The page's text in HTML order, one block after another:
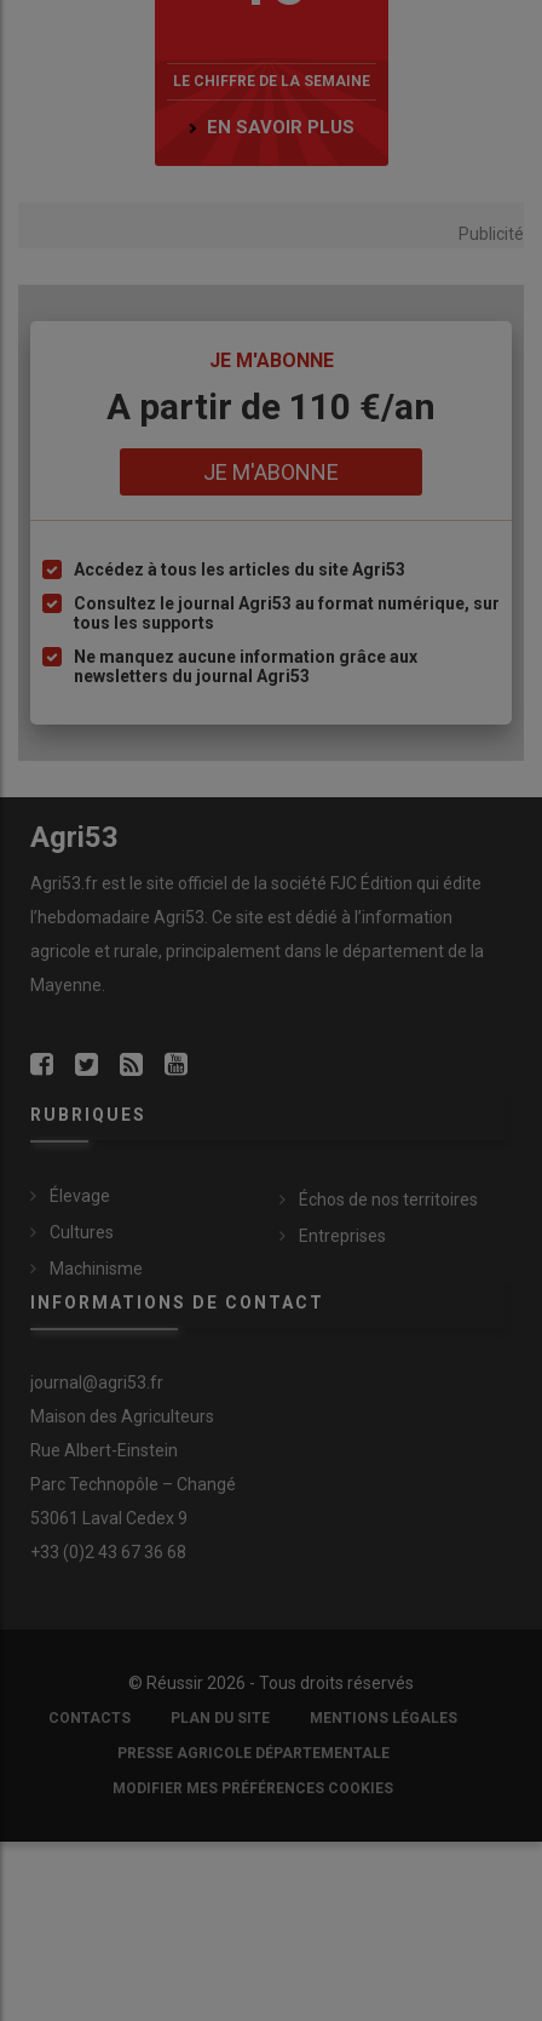
LE CHIFFRE DE LA SEMAINE
EN SAVOIR PLUS
Publicité
JE M'ABONNE
BodyA partir de 110 €/an
JE M'ABONNE
Liste
à
puce
Accédez à tous les articles du site Agri53
Consultez le journal Agri53 au format numérique, sur
tous les supports
Ne manquez aucune information grâce aux
newsletters du journal Agri53
Agri53
Agri53.fr est le site officiel de la société FJC Édition qui édite
l’hebdomadaire Agri53. Ce site est dédié à l’information
agricole et rurale, principalement dans le département de la
Mayenne.
RUBRIQUES
Élevage
Cultures
Machinisme
Échos de nos territoires
Entreprises
INFORMATIONS DE CONTACT
journal@agri53.fr
Maison des Agriculteurs
Rue Albert-Einstein
Parc Technopôle – Changé
53061 Laval Cedex 9
+33 (0)2 43 67 36 68
© Réussir 2026 - Tous droits réservés
FOOTER
COPYRIGHT
CONTACTS PLAN DU SITE MENTIONS LÉGALES
PRESSE AGRICOLE DÉPARTEMENTALE
MODIFIER MES PRÉFÉRENCES COOKIES